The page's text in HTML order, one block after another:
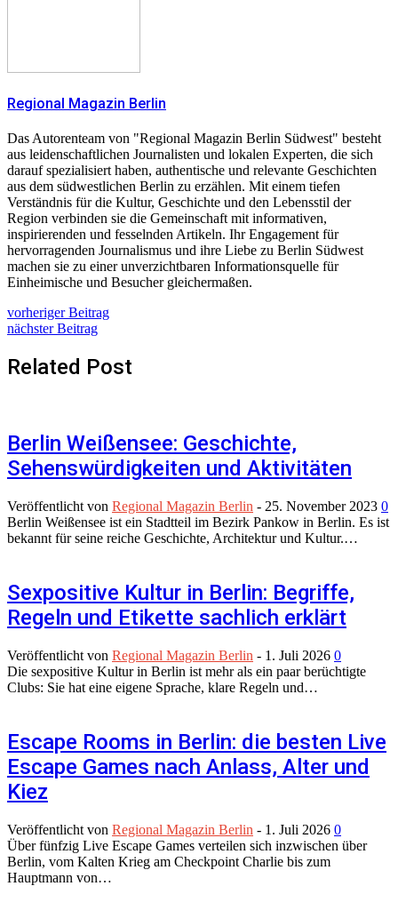
Regional Magazin Berlin
Das Autorenteam von "Regional Magazin Berlin Südwest" besteht
aus leidenschaftlichen Journalisten und lokalen Experten, die sich
darauf spezialisiert haben, authentische und relevante Geschichten
aus dem südwestlichen Berlin zu erzählen. Mit einem tiefen
Verständnis für die Kultur, Geschichte und den Lebensstil der
Region verbinden sie die Gemeinschaft mit informativen,
inspirierenden und fesselnden Artikeln. Ihr Engagement für
hervorragenden Journalismus und ihre Liebe zu Berlin Südwest
machen sie zu einer unverzichtbaren Informationsquelle für
Einheimische und Besucher gleichermaßen.
vorheriger Beitrag
nächster Beitrag
Related Post
Berlin Weißensee: Geschichte,
Sehenswürdigkeiten und Aktivitäten
Veröffentlicht von Regional Magazin Berlin - 25. November 2023 0
Berlin Weißensee ist ein Stadtteil im Bezirk Pankow in Berlin. Es ist
bekannt für seine reiche Geschichte, Architektur und Kultur.…
Sexpositive Kultur in Berlin: Begriffe,
Regeln und Etikette sachlich erklärt
Veröffentlicht von Regional Magazin Berlin - 1. Juli 2026 0
Die sexpositive Kultur in Berlin ist mehr als ein paar berüchtigte
Clubs: Sie hat eine eigene Sprache, klare Regeln und…
Escape Rooms in Berlin: die besten Live
Escape Games nach Anlass, Alter und
Kiez
Veröffentlicht von Regional Magazin Berlin - 1. Juli 2026 0
Über fünfzig Live Escape Games verteilen sich inzwischen über
Berlin, vom Kalten Krieg am Checkpoint Charlie bis zum
Hauptmann von…